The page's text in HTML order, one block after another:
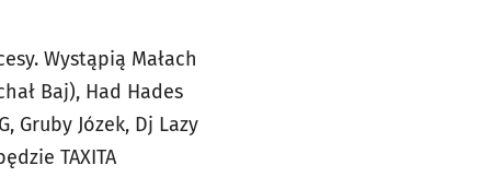
Wystąpią Małach
Baj), Had Hades
Gruby Józek, Dj Lazy
TAXITA